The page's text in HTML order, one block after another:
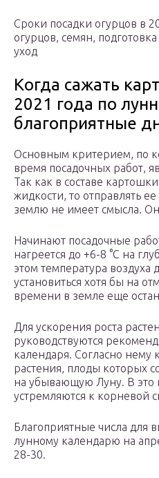
Сроки посадки огурцов в
огурцов, семян,
уход
Когда сажать
2021 года по
благоприятные
Основным критерием, по
время посадочных работ,
Так как в составе
жидкости, то отправлять
землю не имеет смысла.
Начинают посадочные
нагреется до +6-8 °С на
этом температура воздуха
установиться хотя бы на
времени в земле еще
Для ускорения роста
руководствуются
календаря. Согласно нему
растения, плоды которых
на убывающую Луну. В это
устремляются к корневой
Благоприятные числа для
лунному календарю на
28-30.